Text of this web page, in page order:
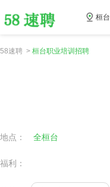
桓台
58速聘 > 桓台职业培训招聘
地点： 全桓台
福利：